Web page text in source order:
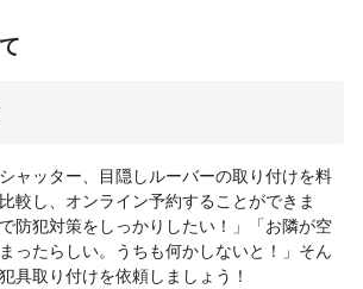
ャッター、目隠しルーバーの取り付けを料
較し、オンライン予約することができま
防犯対策をしっかりしたい！」「お隣が空
ったらしい。うちも何かしないと！」そん
具取り付けを依頼しましょう！